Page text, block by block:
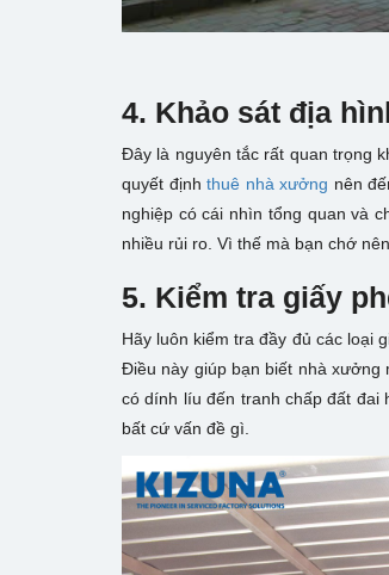
4. Khảo sát địa
Đây là nguyên tắc rất quan trọng
quyết địnhthuê nhà xưởng nên
nghiệp có cái nhìn tổng quan và
nhiều rủi ro. Vì thế mà bạn chớ
5. Kiểm tra giấy
Hãy luôn kiểm tra đầy đủ các loại
Điều này giúp bạn biết nhà xưởng
có dính líu đến tranh chấp đất đai
bất cứ vấn đề gì.